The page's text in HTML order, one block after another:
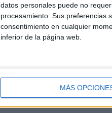
datos personales puede no
procesamiento. Sus preferencias
consentimiento en cualquier
inferior de la página web.
MÁS